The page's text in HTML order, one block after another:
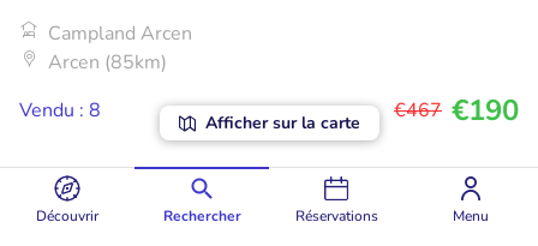
Découvrir Rechercher Réservations Menu
Afficher sur la carte
Campland Arcen
Arcen (85km)
Vendu : 8
€467 €190
25% réduction